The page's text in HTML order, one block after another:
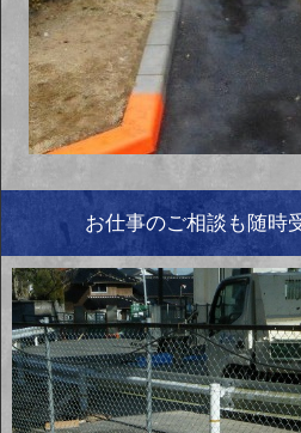
お仕事のご相談も随時